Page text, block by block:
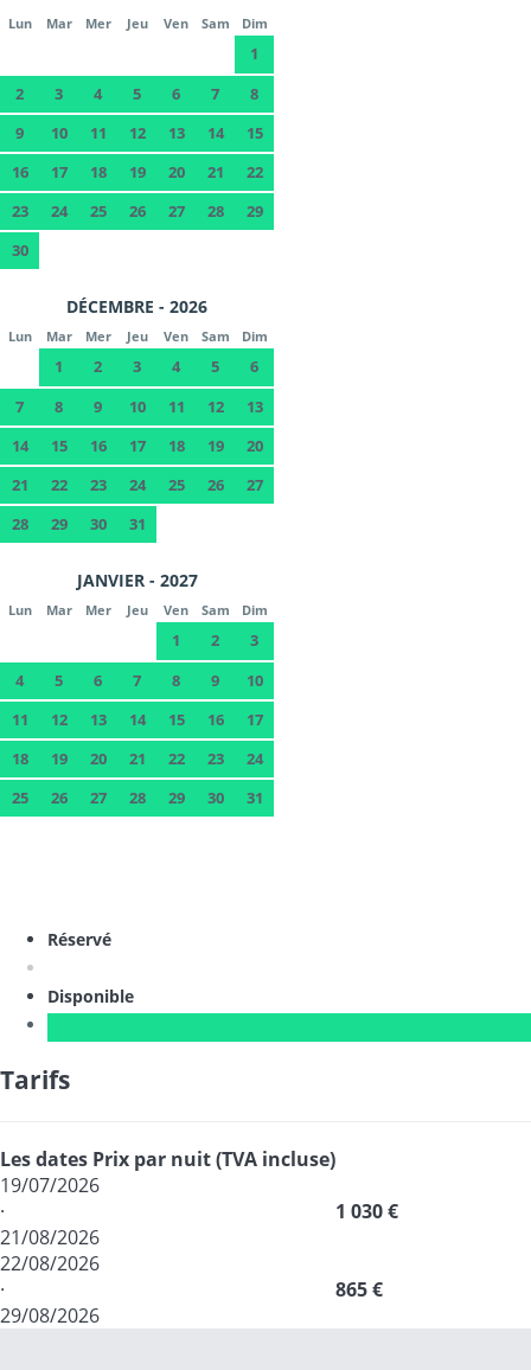
Lun Mar Mer Jeu Ven Sam Dim
1
2
3 4 5 6 7
8
9
10 11 12 13 14
15
16
17 18 19 20 21
22
23
24 25 26 27 28
29
30
DÉCEMBRE - 2026
Lun Mar Mer Jeu Ven Sam Dim
1 2 3 4 5
6
7
8 9 10 11 12
13
14
15 16 17 18 19
20
21
22 23 24 25 26
27
28
29 30 31
JANVIER - 2027
Lun Mar Mer Jeu Ven Sam Dim
1 2
3
4
5 6 7 8 9
10
11
12 13 14 15 16
17
18
19 20 21 22 23
24
25
26 27 28 29 30 31
Réservé
Disponible
Tarifs
Les dates Prix par nuit (TVA incluse)
19/07/2026
·
21/08/2026
1 030 €
22/08/2026
·
29/08/2026
865 €